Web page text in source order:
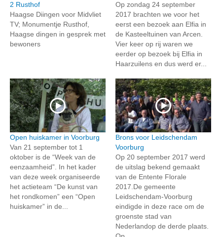
2 Rusthof
Haagse Diingen voor Midvliet
TV; Monumentje Rusthof,
Haagse dingen in gesprek met
bewoners
Op zondag 24 september
2017 brachten we voor het
eerst een bezoek aan Elfia in
de Kasteeltuinen van Arcen.
Vier keer op rij waren we
eerder op bezoek bij Elfia in
Haarzuilens en dus werd er...
Open huiskamer in Voorburg
Van 21 september tot 1
oktober is de “Week van de
eenzaamheid”. In het kader
van deze week organiseerde
het actieteam “De kunst van
het rondkomen” een “Open
huiskamer” in de...
Brons voor Leidschendam
Voorburg
Op 20 september 2017 werd
de uitslag bekend gemaakt
van de Entente Florale
2017.De gemeente
Leidschendam-Voorburg
eindigde in deze race om de
groenste stad van
Nederlandop de derde plaats.